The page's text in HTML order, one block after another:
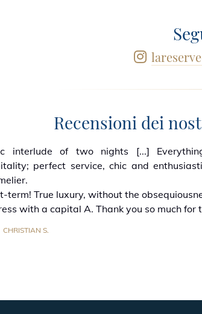
Recensioni dei
interlude of two nights [...]
perfect service, chic and
term! True luxury, without the
with a capital A. Thank you so much for
CHRISTIAN S.